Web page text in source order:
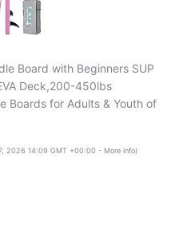
Board with Beginners SUP
Deck,200-450lbs
Boards for Adults & Youth of
2026 14:09 GMT +00:00 - More info)